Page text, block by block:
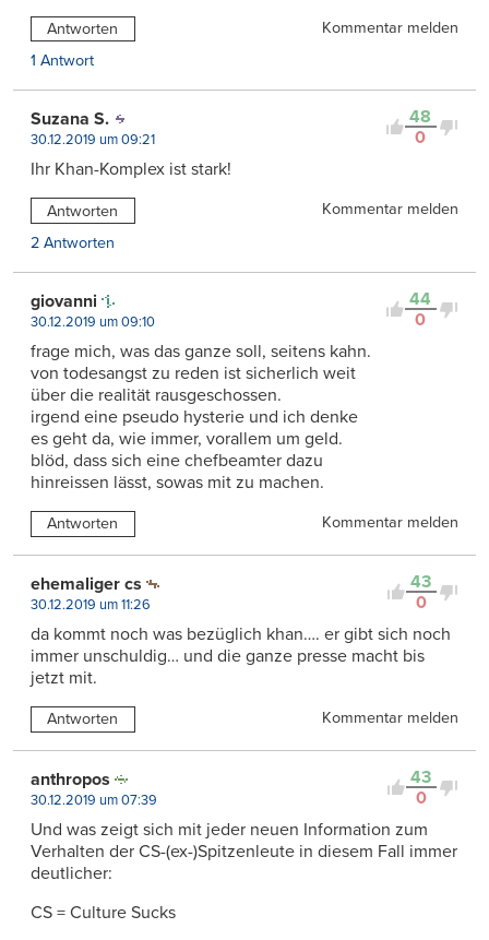
Antworten
Kommentar melden
1 Antwort
48
0
Suzana S.
30.12.2019 um 09:21
Ihr Khan-Komplex ist stark!
Antworten
Kommentar melden
2 Antworten
44
0
giovanni
30.12.2019 um 09:10
frage mich, was das ganze soll, seitens kahn.
von todesangst zu reden ist sicherlich weit
über die realität rausgeschossen.
irgend eine pseudo hysterie und ich denke
es geht da, wie immer, vorallem um geld.
blöd, dass sich eine chefbeamter dazu
hinreissen lässt, sowas mit zu machen.
Antworten Kommentar melden
43
0
ehemaliger cs
30.12.2019 um 11:26
da kommt noch was bezüglich khan…. er gibt sich noch
immer unschuldig… und die ganze presse macht bis
jetzt mit.
Antworten Kommentar melden
43
0
anthropos
30.12.2019 um 07:39
Und was zeigt sich mit jeder neuen Information zum
Verhalten der CS-(ex-)Spitzenleute in diesem Fall immer
deutlicher:
CS = Culture Sucks